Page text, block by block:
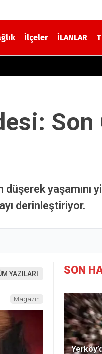
İlçeler İLANLAR
düşerek
derinleştiriyor.
YAZILARI
Magazin
SON